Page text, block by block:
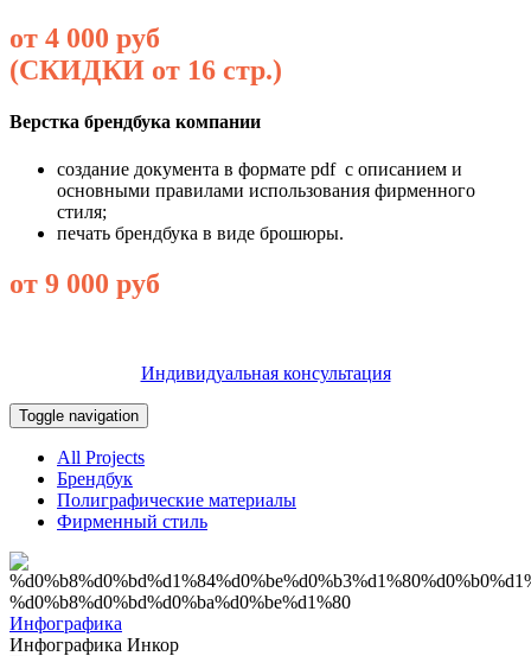
от 4 000 руб
(СКИДКИ от 16 стр.)
Верстка брендбука компании
создание документа в формате pdf с описанием и
основными правилами использования фирменного
стиля;
печать брендбука в виде брошюры.
от 9 000 руб
Индивидуальная консультация
Toggle navigation
All Projects
Брендбук
Полиграфические материалы
Фирменный стиль
Инфографика
Инфографика Инкор